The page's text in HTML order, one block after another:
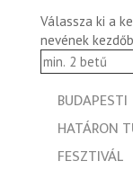
Válassza ki a
nevének
BUDAPESTI
HATÁRON
FESZTIVÁL